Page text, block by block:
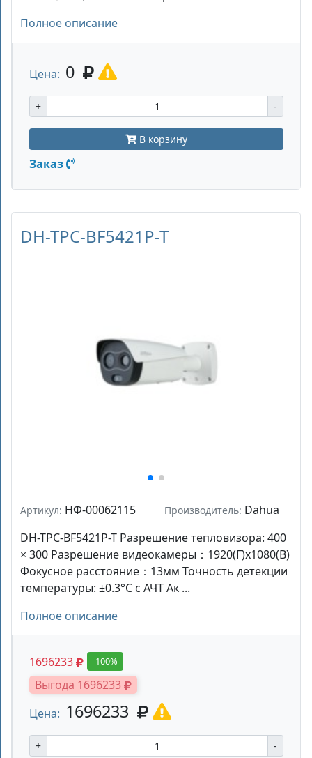
Полное описание
Цена: 0
+ -
В корзину
Заказ
DH-TPC-BF5421P-T
Артикул: НФ-00062115 Производитель: Dahua
DH-TPC-BF5421P-T Разрешение тепловизора: 400
× 300 Разрешение видеокамеры：1920(Г)x1080(В)
Фокусное расстояние：13мм Точность детекции
температуры: ±0.3°C с АЧТ Ак ...
Полное описание
1696233 -100%
Выгода 1696233
Цена: 1696233
+ -